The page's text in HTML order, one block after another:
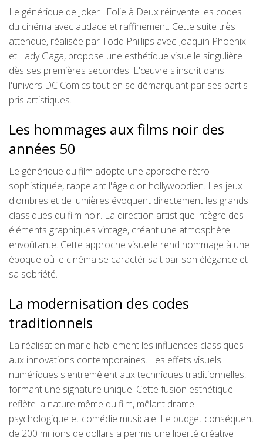
Le générique de Joker : Folie à Deux réinvente les codes
du cinéma avec audace et raffinement. Cette suite très
attendue, réalisée par Todd Phillips avec Joaquin Phoenix
et Lady Gaga, propose une esthétique visuelle singulière
dès ses premières secondes. L'œuvre s'inscrit dans
l'univers DC Comics tout en se démarquant par ses partis
pris artistiques.
Les hommages aux films noir des
années 50
Le générique du film adopte une approche rétro
sophistiquée, rappelant l'âge d'or hollywoodien. Les jeux
d'ombres et de lumières évoquent directement les grands
classiques du film noir. La direction artistique intègre des
éléments graphiques vintage, créant une atmosphère
envoûtante. Cette approche visuelle rend hommage à une
époque où le cinéma se caractérisait par son élégance et
sa sobriété.
La modernisation des codes
traditionnels
La réalisation marie habilement les influences classiques
aux innovations contemporaines. Les effets visuels
numériques s'entremêlent aux techniques traditionnelles,
formant une signature unique. Cette fusion esthétique
reflète la nature même du film, mêlant drame
psychologique et comédie musicale. Le budget conséquent
de 200 millions de dollars a permis une liberté créative